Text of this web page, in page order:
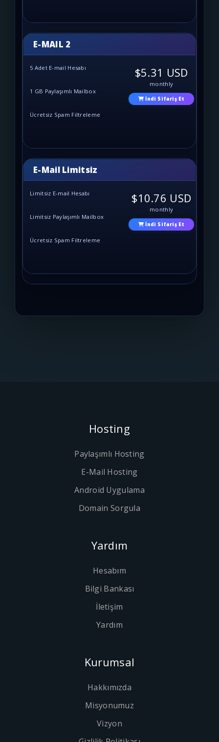
E-MAIL 2
5 Adet E-mail Hesabı
1 GB Paylaşımlı Mailbox
Ücretsiz Spam Filtreleme
$5.31 USD
monthly
İndi Sifariş Et
E-Mail Limitsiz
Limitsiz E-mail Hesabı
Limitsiz Paylaşımlı Mailbox
Ücretsiz Spam Filtreleme
$10.76 USD
monthly
İndi Sifariş Et
Hosting
Paylaşımlı Hosting
E-Mail Hosting
Android Uygulama
Domain Sorgula
Yardım
Hesabım
Bilgi Bankası
İletişim
Yardım
Kurumsal
Hakkımızda
Misyonumuz
Vizyon